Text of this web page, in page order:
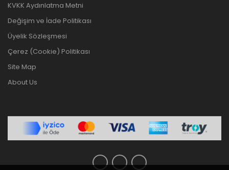
KVKK Aydınlatma Metni
Değişim ve İade Politikası
Üyelik Sözleşmesi
Çerez (Cookie) Politikası
Site Map
About Us